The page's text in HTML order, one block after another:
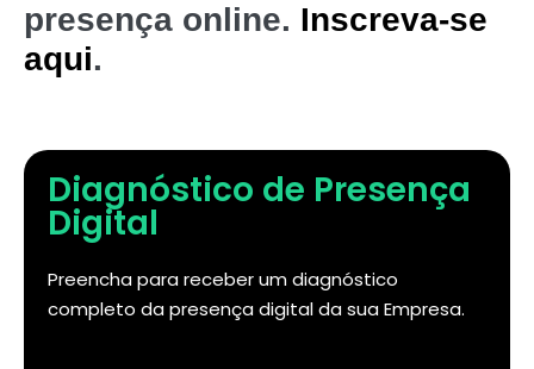
presença online. Inscreva-se
aqui.
Diagnóstico de Presença
Digital
Preencha para receber um diagnóstico
completo da presença digital da sua Empresa.